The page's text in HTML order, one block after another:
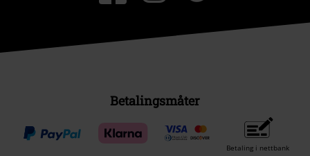
Betalingsmåter
Betaling i nettbank